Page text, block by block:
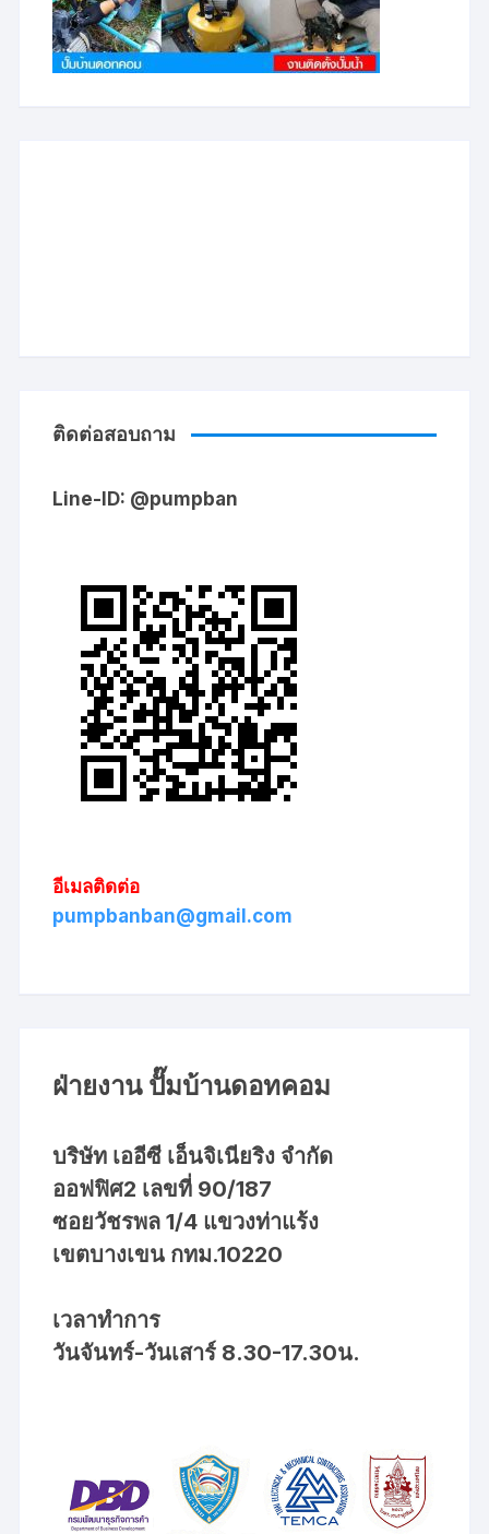
ติดต่อสอบถาม
Line-ID: @pumpban
อีเมลติดต่อ
pumpbanban@gmail.com
ฝ่ายงาน ปั๊มบ้านดอทคอม
บริษัท เออีซี เอ็นจิเนียริง จำกัด
ออฟฟิศ2 เลขที่ 90/187
ซอยวัชรพล 1/4 แขวงท่าแร้ง
เขตบางเขน กทม.10220
เวลาทำการ
วันจันทร์-วันเสาร์ 8.30-17.30น.